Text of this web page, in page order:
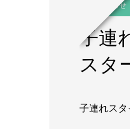
■お知らせ
子連
スタ
子連れスタ